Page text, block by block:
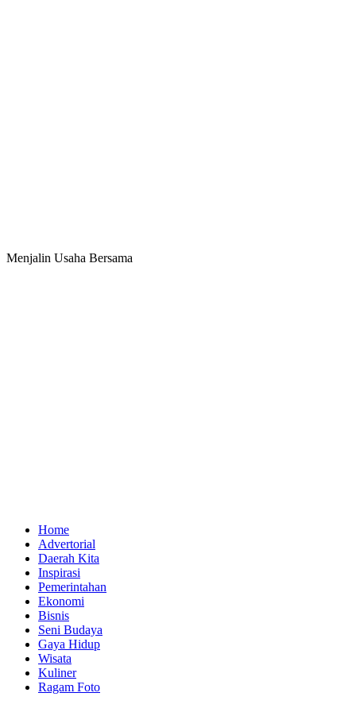
Menjalin Usaha Bersama
Home
Advertorial
Daerah Kita
Inspirasi
Pemerintahan
Ekonomi
Bisnis
Seni Budaya
Gaya Hidup
Wisata
Kuliner
Ragam Foto